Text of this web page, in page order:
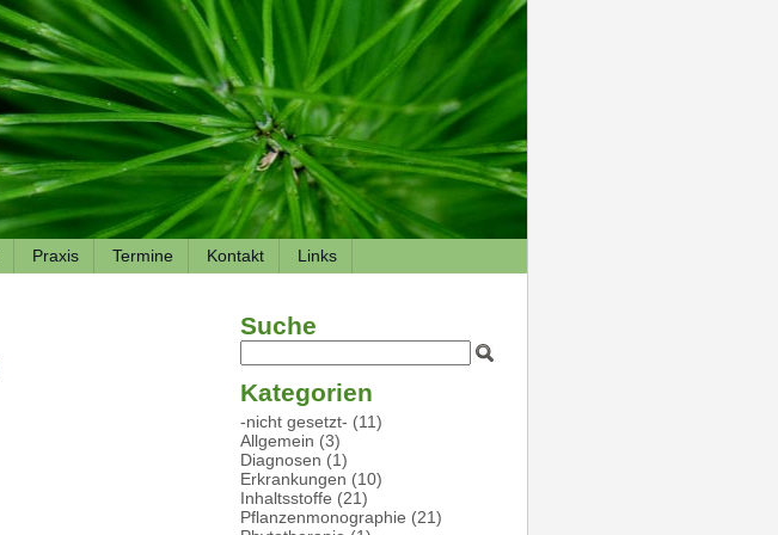
Praxis Termine Kontakt Links
Suche
Kategorien
-nicht gesetzt- (11)
Allgemein (3)
Diagnosen (1)
Erkrankungen (10)
Inhaltsstoffe (21)
Pflanzenmonographie (21)